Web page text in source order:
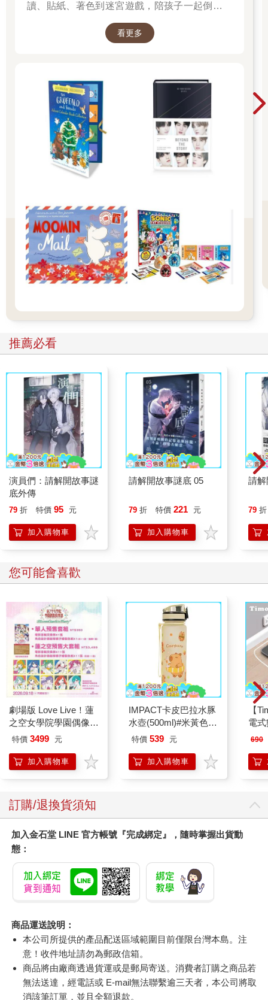
讀、貼紙、著色到迷宮遊戲，陪孩子一起倒數歡
滿的驚喜與節慶溫度， Read it, Play it, Feel the
看更多
推薦必看
演員們：請解開故事謎
底外傳
79 折 特價 95 元
加入購物車
請解開故事謎底 05
79 折 特價 221 元
加入購物車
請解
79 折
您可能會喜歡
劇場版 Love Live！蓮
之空女學院學園偶像俱
樂部 Bloom Garden
組
特價 3499 元
加入購物車
IMPACT卡皮巴拉水豚
水壺(500ml)#米黃色
IM00B18YL
特價 539 元
加入購物車
【
電
690
訂購/退換貨須知
加入金石堂 LINE 官方帳號『完成綁定』，隨時掌握出貨動
態：
商品運送說明：
本公司所提供的產品配送區域範圍目前僅限台灣本島。注
意！收件地址請勿為郵政信箱。
商品將由廠商透過貨運或是郵局寄送。消費者訂購之商品若
無法送達，經電話或 E-mail無法聯繫逾三天者，本公司將取
消該筆訂單，並且全額退款。